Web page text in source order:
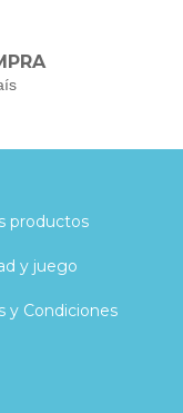
productos
y juego
y Condiciones